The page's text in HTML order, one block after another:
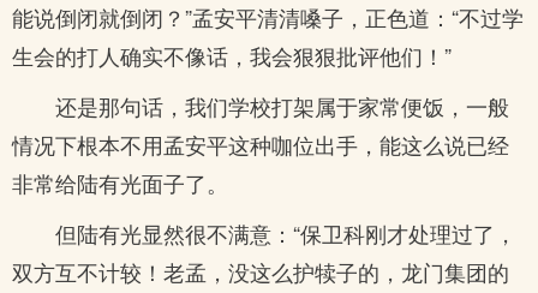
能说倒闭就倒闭？”孟安平清清嗓子，正色道：“不过学
生会的打人确实不像话，我会狠狠批评他们！”
还是那句话，我们学校打架属于家常便饭，一般
情况下根本不用孟安平这种咖位出手，能这么说已经
非常给陆有光面子了。
但陆有光显然很不满意：“保卫科刚才处理过了，
双方互不计较！老孟，没这么护犊子的，龙门集团的